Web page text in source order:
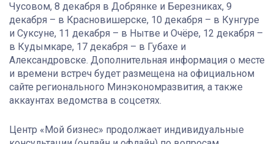
Чусовом, 8 декабря в Добрянке и Березниках, 9
декабря – в Красновишерске, 10 декабря – в Кунгуре
и Суксуне, 11 декабря – в Нытве и Очёре, 12 декабря –
в Кудымкаре, 17 декабря – в Губахе и
Александровске. Дополнительная информация о месте
и времени встреч будет размещена на официальном
сайте регионального Минэкономразвития, а также
аккаунтах ведомства в соцсетях.
Центр «Мой бизнес» продолжает индивидуальные